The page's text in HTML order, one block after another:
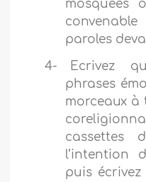
mosquées
paroles
4-
Ecrivez
phrases
morceaux à
cassettes
l’intention
puis